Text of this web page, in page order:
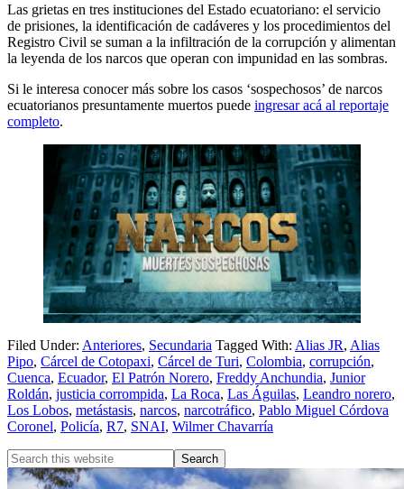
Las grietas en tres instituciones del Estado ecuatoriano: el servicio
de prisiones, la identificación de cadáveres y los procedimientos del
Registro Civil se suman a la infiltración de la corrupción y alimentan
la leyenda de los narcos que operan con impunidad en las sombras.
Si le interesa conocer más sobre los casos ‘sospechosos’ de narcos
ecuatorianos presuntamente muertos puede ingresar acá al reportaje
completo.
Filed Under: Anteriores, Secundaria Tagged With: Alias JR, Alias
Pipo, Cárcel de Cotopaxi, Cárcel de Turi, Colombia, corrupción,
Cuenca, Ecuador, El Patrón Norero, Freddy Anchundia, Junior
Roldán, justicia corrompida, La Roca, Las Águilas, Leandro norero,
Los Lobos, metástasis, narcos, narcotráfico, Pablo Miguel Córdova
Coronel, Policía, R7, SNAI, Wilmer Chavarría